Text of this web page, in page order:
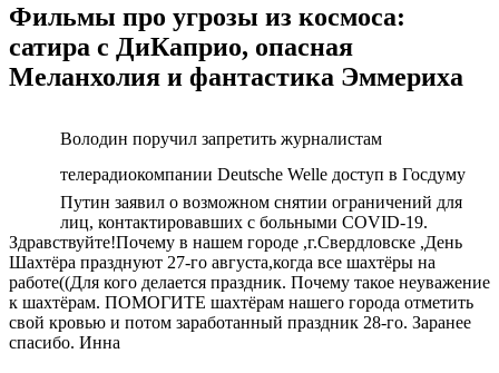
Фильмы про угрозы из космоса:
сатира с ДиКаприо, опасная
Меланхолия и фантастика Эммериха
Володин поручил запретить журналистам
телерадиокомпании Deutsche Welle доступ в Госдуму
Путин заявил о возможном снятии ограничений для
лиц, контактировавших с больными COVID-19.
Здравствуйте!Почему в нашем городе ,г.Свердловске ,День
Шахтёра празднуют 27-го августа,когда все шахтёры на
работе((Для кого делается праздник. Почему такое неуважение
к шахтёрам. ПОМОГИТЕ шахтёрам нашего города отметить
свой кровью и потом заработанный праздник 28-го. Заранее
спасибо. Инна